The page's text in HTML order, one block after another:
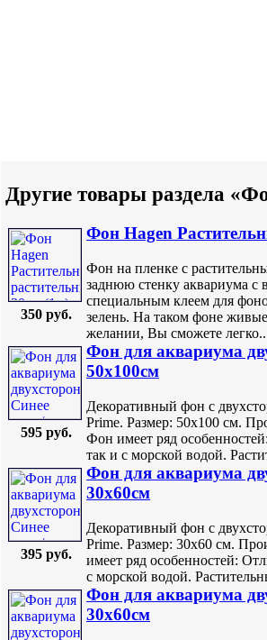
Другие товары раздела
350 руб.
Фон Hagen
Фон на пленке с
заднюю стенку аквариума с
специальным клеем для
зелень. На таком фоне
желании, Вы сможете
595 руб.
Фон для аквариума
50х100см
Декоративный фон с
Prime. Размер: 50х100 см.
Фон имеет ряд
так и с морской водой.
395 руб.
Фон для аквариума
30х60см
Декоративный фон с
Prime. Размер: 30х60 см.
имеет ряд особенностей:
с морской водой.
Фон для аквариума
30х60см